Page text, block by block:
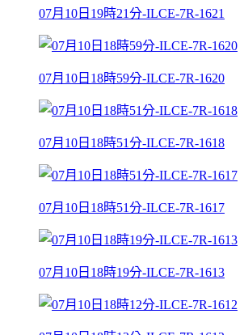
07月10日19時21分-ILCE-7R-1621
07月10日18時59分-ILCE-7R-1620
07月10日18時51分-ILCE-7R-1618
07月10日18時51分-ILCE-7R-1617
07月10日18時19分-ILCE-7R-1613